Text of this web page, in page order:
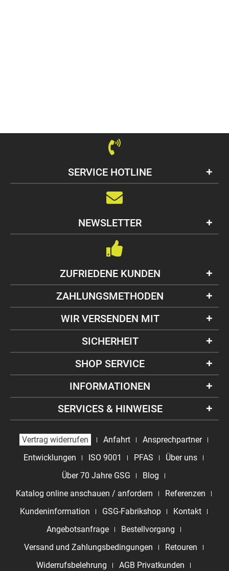
SERVICE HOTLINE
SHOP SERVICE
INFORMATIONEN
SERVICES & HINWEISE
NEWSLETTER
ZUFRIEDENE KUNDEN
ZAHLUNGSMETHODEN
WIR VERSENDEN MIT
SICHERHEIT
Vertrag widerrufen Anfahrt
Ansprechpartner
Entwicklungen
ISO 9001 PFAS
Über uns
Über 70 Jahre GSG
Blog
Katalog online anschauen / anfordern
Referenzen
Kundeninformation
GSG-Fabrikshop
Kontakt
Angebotsanfrage
Bestellvorgang
Versand und Zahlungsbedingungen
Retouren
Widerrufsbelehrung
AGB Privatkunden